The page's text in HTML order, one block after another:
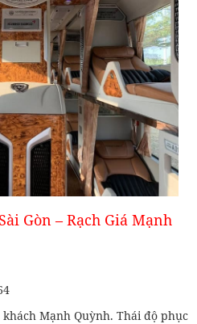
Gòn – Rạch Giá Mạnh
Mạnh Quỳnh. Thái độ phục